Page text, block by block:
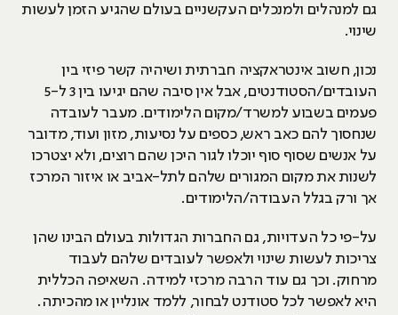
גם למנהלים ולמנכלים העקשניים בעולם שהגיע הזמן לעשות
שינוי.
נכון, חשוב אינטראקציה חברתית ושיהיה קשר פיזי בין
העובדים/הסטודנטים, אבל אין סיבה שהם יגיעו בין 3 ל-5
פעמים בשבוע למשרד/מקום הלימודים. מעבר לעובדה
שנחסוך להם כאב ראש, כספים על נסיעות, מזון ועוד, מדובר
על אנשים שסוף סוף יוכלו לגור היכן שהם רוצים, ולא יצטרכו
לשנות את מקום המגורים שלהם לתל-אביב או איזור המרכז
אך ורק בגלל העבודה/הלימודים.
על-פי כל העדויות, גם החברות הגדולות בעולם הבינו שהן
צריכות לעשות שינוי ולאפשר לעובדים שלהם לעבוד
מרחוק. וכך גם עוד הרבה מרכזי למידה. השאיפה הכללית
היא לאפשר לכל סטודנט לבחור, ללמד אונליין או מהכיתה.